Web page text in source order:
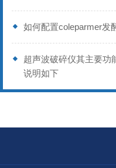
如何配置coleparmer发
超声波破碎仪其主要功
说明如下